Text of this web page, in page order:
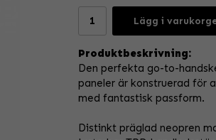
Lägg i
Produktbeskrivning:
Den perfekta go-to-
paneler är konstruerad för
med fantastisk passform.
Distinkt präglad neopren